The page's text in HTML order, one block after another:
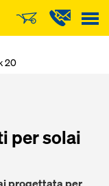
20
per solai